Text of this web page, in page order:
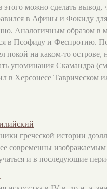
можно сделать вывод,
в Афины и Фокиду
Аналогичным образом
в Псофиду и Феспротию.
покой на каком-то
упоминания Скамандра
в Херсонесе Таврическом
греческой истории
современны
и в последующие